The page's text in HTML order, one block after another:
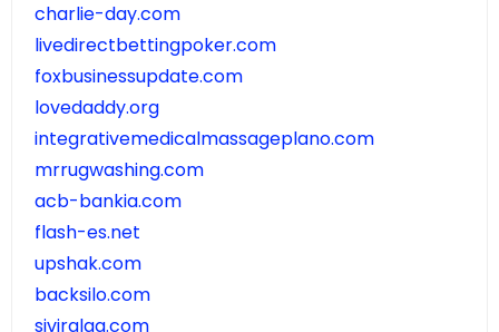
charlie-day.com
livedirectbettingpoker.com
foxbusinessupdate.com
lovedaddy.org
integrativemedicalmassageplano.com
mrrugwashing.com
acb-bankia.com
flash-es.net
upshak.com
backsilo.com
siviralqq.com